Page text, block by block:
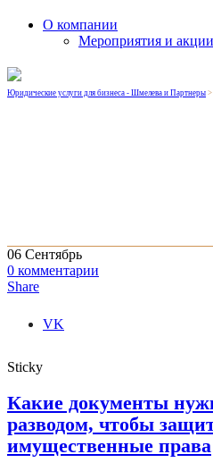
О компании
Мероприятия и акции
Юридические услуги для бизнеса - Шмелева и Партнеры >
06 Сентябрь
0 комментарии
Share
VK
Sticky
Какие документы
разводом, чтобы
имущественные права